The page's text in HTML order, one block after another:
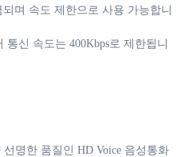
며 속도 제한으로 사용 가능합니
신 속도는 400Kbps로 제한됩니
명한 품질인 HD Voice 음성통화